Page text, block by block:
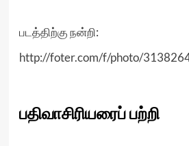
படத்திற்கு நன்றி:
http://foter.com/f/photo/
பதிவாசிரியரைப் பற்றி